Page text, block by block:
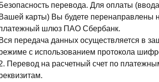
Безопасность перевода. Для оплаты
Вашей карты) Вы будете перенаправлены
шлюз ПАО Сбербанк.
Вся передача данных осуществляется в
с использованием протокола
Перевод на расчетный счет по